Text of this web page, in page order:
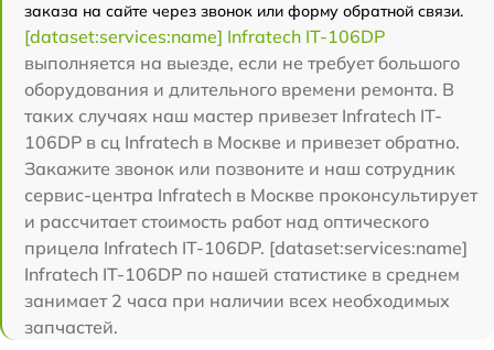
заказа на сайте через звонок или форму обратной связи.
[dataset:services:name] Infratech IT-106DP
выполняется на выезде, если не требует большого
оборудования и длительного времени ремонта. В
таких случаях наш мастер привезет Infratech IT-
106DP в сц Infratech в Москве и привезет обратно.
Закажите звонок или позвоните и наш сотрудник
сервис-центра Infratech в Москве проконсультирует
и рассчитает стоимость работ над оптического
прицела Infratech IT-106DP. [dataset:services:name]
Infratech IT-106DP по нашей статистике в среднем
занимает 2 часа при наличии всех необходимых
запчастей.